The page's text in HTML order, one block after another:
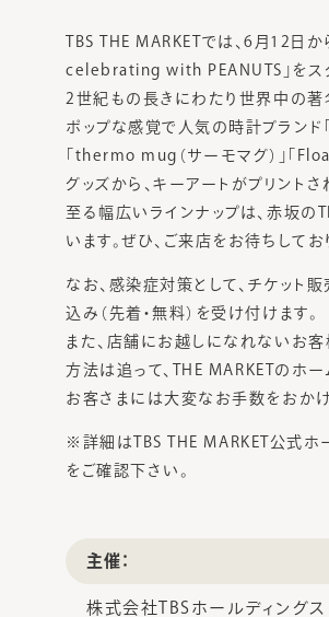
TBS THE MARKETでは、6月12
celebrating with PEANUTS」をス
2世紀もの長きにわたり世界中の著
ポップな感覚で人気の時計ブランド「
「thermo mug（サーモマグ）」「
グッズから、キーアートがプリント
至る幅広いラインナップは、赤坂
います。ぜひ、ご来店をお待ちしてお
なお、感染症対策として、チケット
込み（先着・無料）を受け付けます。
また、店舗にお越しになれないお客
方法は追って、THE MARKETのホー
お客さまには大変なお手数をおか
※詳細はTBS THE MARKET公式ホ
をご確認下さい。
主催：
株式会社TBSホールディングス